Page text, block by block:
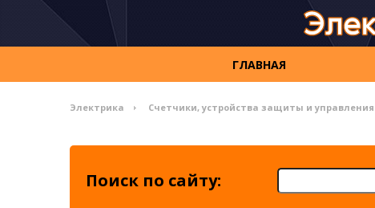
ГЛАВНАЯ
Электрика Счетчики, устройства защиты и управления
Поиск по сайту: